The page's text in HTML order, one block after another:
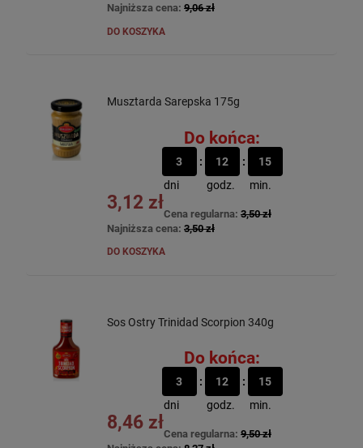
Najniższa cena: 9,06 zł
DO KOSZYKA
Musztarda Sarepska 175g
Do końca:
3
dni
12
godz.
15
min.
3,12 zł
Cena regularna: 3,50 zł
Najniższa cena: 3,50 zł
DO KOSZYKA
Sos Ostry Trinidad Scorpion 340g
Do końca:
3
dni
12
godz.
15
min.
8,46 zł
Cena regularna: 9,50 zł